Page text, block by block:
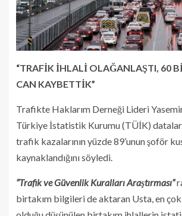
“TRAFİK İHLALİ OLAĞANLAŞTI, 60
CAN KAYBETTİK”
Trafikte Haklarım Derneği Lideri
Türkiye İstatistik Kurumu (TÜİK)
trafik kazalarının yüzde 89’unun şoför
kaynaklandığını söyledi.
“Trafik ve Güvenlik Kuralları Araştırması”
birtakım bilgileri de aktaran Usta, en